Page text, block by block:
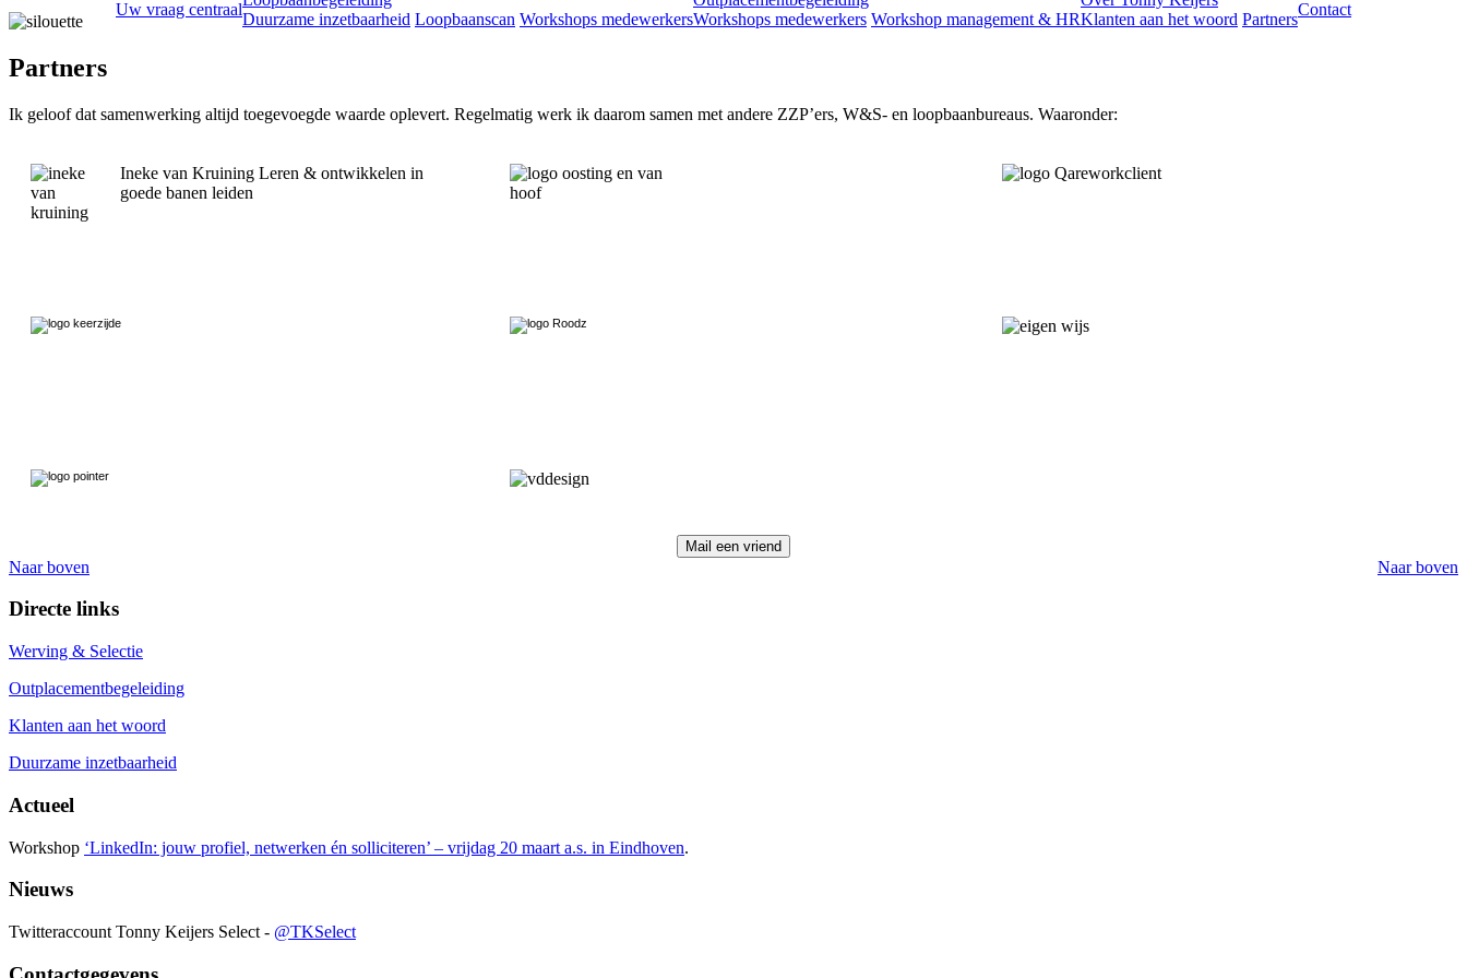
Uw vraag centraal
Duurzame inzetbaarheid Loopbaanscan Workshops medewerkersWorkshops medewerkers Workshop management & HRKlanten aan het woord Partners
Contact
Partners
Ik geloof dat samenwerking altijd toegevoegde waarde oplevert. Regelmatig werk ik daarom samen met andere ZZP’ers, W&S- en loopbaanbureaus. Waaronder:
Ineke van Kruining Leren & ontwikkelen in
goede banen leiden
Naar boven Naar boven
Directe links
Werving & Selectie
Outplacementbegeleiding
Klanten aan het woord
Duurzame inzetbaarheid
Actueel
Workshop ‘LinkedIn: jouw profiel, netwerken én solliciteren’ – vrijdag 20 maart a.s. in Eindhoven.
Nieuws
Twitteraccount Tonny Keijers Select - @TKSelect